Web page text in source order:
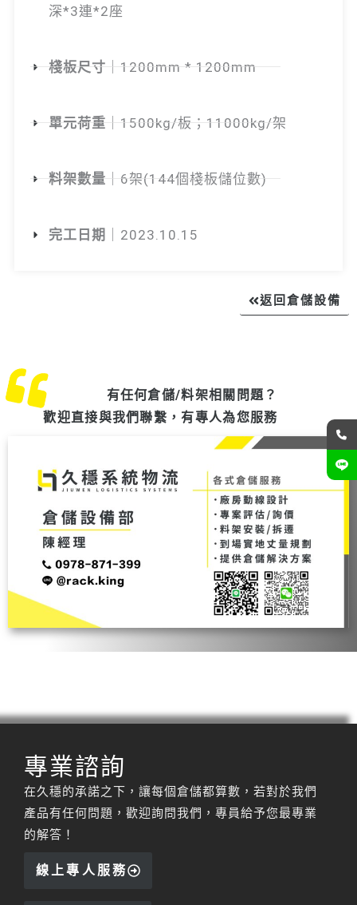
深*3連*2座
棧板尺寸 ｜1200mm * 1200mm
單元荷重 ｜1500kg/板；11000kg/架
料架數量 ｜6架(144個棧板儲位數)
完工日期 ｜2023.10.15
返回倉儲設備
有任何倉儲/料架相關問題？
歡迎直接與我們聯繫，有專人為您服務
專業諮詢
在久穩的承諾之下，讓每個倉儲都算數，若對於我們
產品有任何問題，歡迎詢問我們，專員給予您最專業
的解答！
線上專人服務